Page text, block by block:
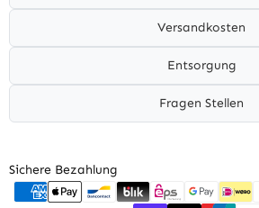
Versandkosten
Entsorgung
Fragen Stellen
Sichere Bezahlung